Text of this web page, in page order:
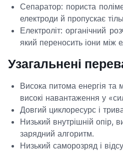
Сепаратор: пориста
електроди й пропускає
Електроліт: органічний
який переносить іони між
Узагальнені
Висока питома енергія та
високі навантаження у
Довгий циклоресурс і
Низький внутрішній опір,
зарядний алгоритм.
Низький саморозряд і